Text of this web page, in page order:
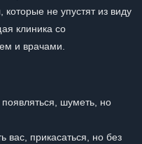
не упустят из виду
клиника со
и врачами.
шуметь, но
вас, прикасаться, но без